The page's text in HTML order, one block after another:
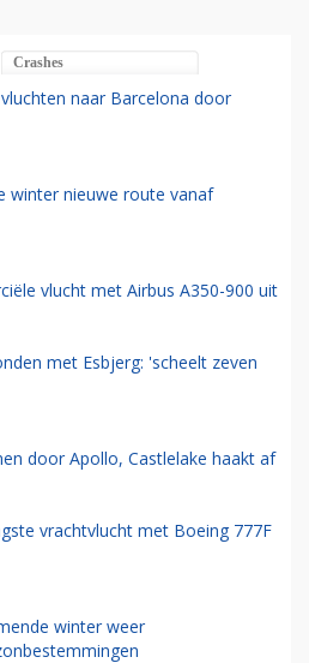
Crashes
naar Barcelona door
winter nieuwe route vanaf
vlucht met Airbus A350-900 uit
met Esbjerg: 'scheelt zeven
door Apollo, Castlelake haakt af
vrachtvlucht met Boeing 777F
winter weer